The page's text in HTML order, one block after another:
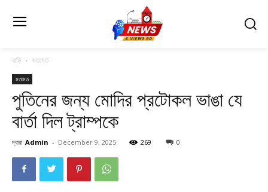
বাড়ি মতামত
মতামত
পুতিনের জন্য মোদির প্রটোকল ভাঙা যে
বার্তা দিল ট্রাম্পকে
দ্বারা Admin - December 9, 2025 269 0